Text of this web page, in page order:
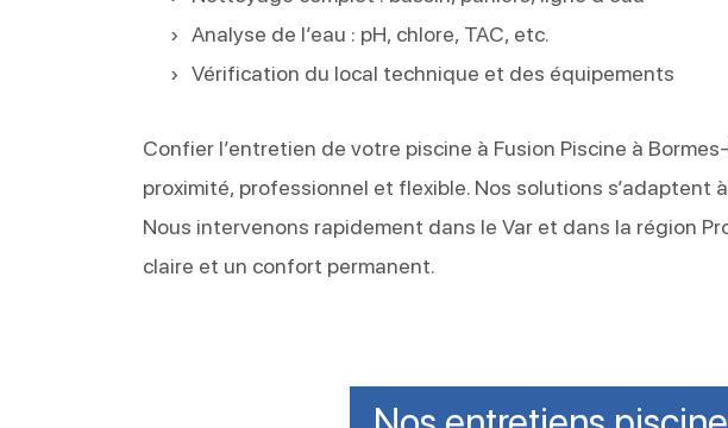
Analyse de l’eau : pH, chlore, TAC, etc.
Vérification du local technique et des équipements
Confier l’entretien de votre piscine à Fusion Piscine à
proximité, professionnel et flexible. Nos solutions s’adaptent
Nous intervenons rapidement dans le Var et dans la région
claire et un confort permanent.